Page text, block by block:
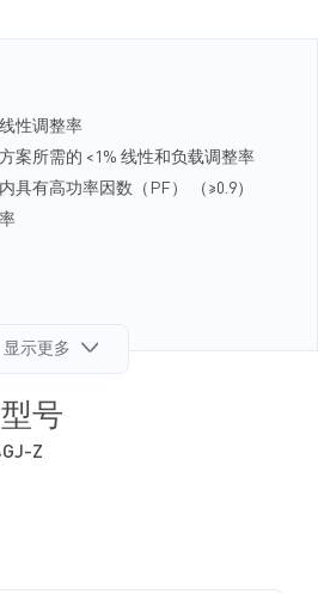
性调整率
案所需的 <1% 线性和负载调整率
具有高功率因数（PF） （≥0.9）
显示更多
号
Z